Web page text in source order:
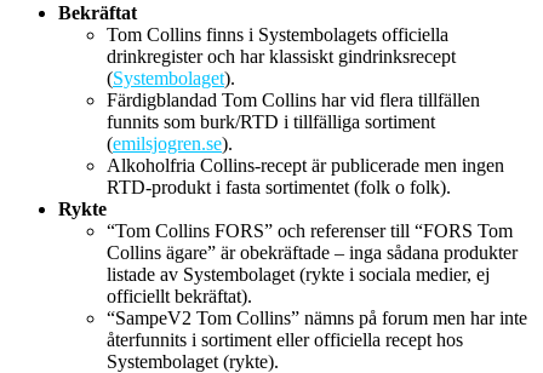
Bekräftat
Tom Collins finns i Systembolagets officiella
drinkregister och har klassiskt gindrinksrecept
(Systembolaget).
Färdigblandad Tom Collins har vid flera tillfällen
funnits som burk/RTD i tillfälliga sortiment
(emilsjogren.se).
Alkoholfria Collins-recept är publicerade men ingen
RTD-produkt i fasta sortimentet (folk o folk).
Rykte
“Tom Collins FORS” och referenser till “FORS Tom
Collins ägare” är obekräftade – inga sådana produkter
listade av Systembolaget (rykte i sociala medier, ej
officiellt bekräftat).
“SampeV2 Tom Collins” nämns på forum men har inte
återfunnits i sortiment eller officiella recept hos
Systembolaget (rykte).